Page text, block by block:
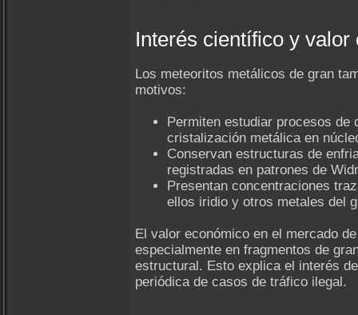
Interés científico y valor
Los meteoritos metálicos de gran
motivos:
Permiten estudiar procesos de
cristalización metálica en
Conservan estructuras de
registradas en patrones de
Presentan concentraciones
ellos iridio y otros metales del
El valor económico en el mercado
especialmente en fragmentos de
estructural. Esto explica el interés
periódica de casos de tráfico ilegal.